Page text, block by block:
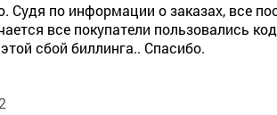
Судя по информации о заказах, все
все покупатели пользовались
сбой биллинга.. Спасибо.